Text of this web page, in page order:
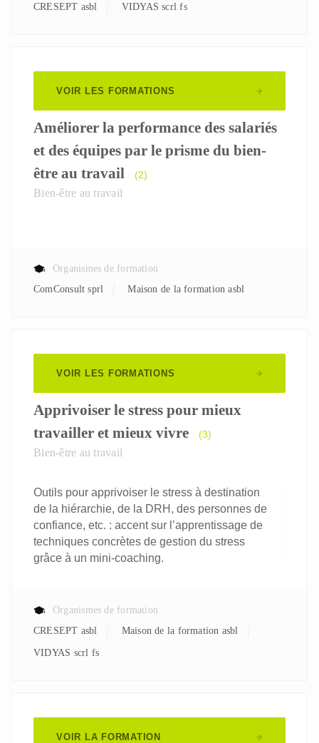
CRESEPT asbl VIDYAS scrl fs
VOIR LES FORMATIONS
Améliorer la performance des salariés
et des équipes par le prisme du bien-
être au travail
(2)
Bien-être au travail
Organismes de formation
ComConsult sprl
Maison de la formation asbl
VOIR LES FORMATIONS
Apprivoiser le stress pour mieux
travailler et mieux vivre
(3)
Bien-être au travail
Outils pour apprivoiser le stress à destination
de la hiérarchie, de la DRH, des personnes de
confiance, etc. : accent sur l’apprentissage de
techniques concrètes de gestion du stress
grâce à un mini-coaching.
Organismes de formation
CRESEPT asbl
Maison de la formation asbl
VIDYAS scrl fs
VOIR LA FORMATION